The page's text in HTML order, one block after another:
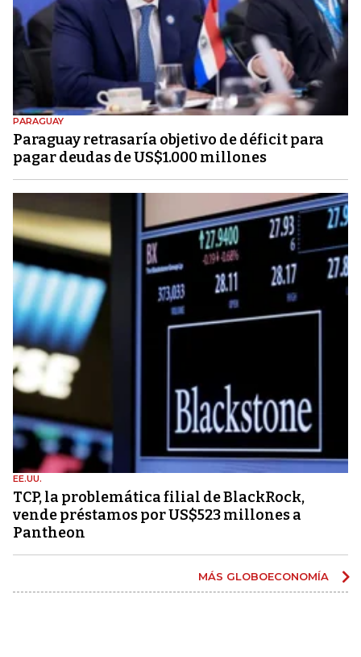
PARAGUAY
Paraguay retrasaría objetivo de déficit para
pagar deudas de US$1.000 millones
EE.UU.
TCP, la problemática filial de BlackRock,
vende préstamos por US$523 millones a
Pantheon
MÁS GLOBOECONOMÍA